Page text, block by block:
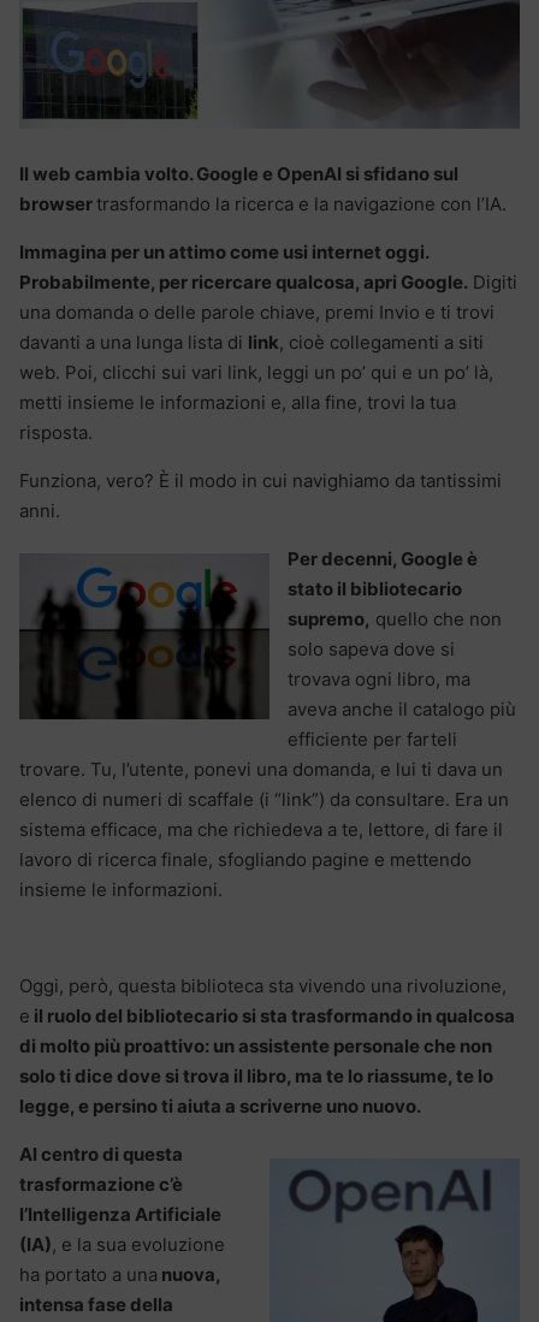
Il web cambia volto. Google e OpenAI si sfidano sul
browsertrasformando la ricerca e la navigazione con l’IA.
Immagina per un attimo come usi internet oggi.
Probabilmente, per ricercare qualcosa, apri Google. Digiti
una domanda o delle parole chiave, premi Invio e ti trovi
davanti a una lunga lista di link, cioè collegamenti a siti
web. Poi, clicchi sui vari link, leggi un po’ qui e un po’ là,
metti insieme le informazioni e, alla fine, trovi la tua
risposta.
Funziona, vero? È il modo in cui navighiamo da tantissimi
anni.
Per decenni, Google è
stato il bibliotecario
supremo, quello che non
solo sapeva dove si
trovava ogni libro, ma
aveva anche il catalogo più
efficiente per farteli
trovare. Tu, l’utente, ponevi una domanda, e lui ti dava un
elenco di numeri di scaffale (i “link”) da consultare. Era un
sistema efficace, ma che richiedeva a te, lettore, di fare il
lavoro di ricerca finale, sfogliando pagine e mettendo
insieme le informazioni.
Oggi, però, questa biblioteca sta vivendo una rivoluzione,
e il ruolo del bibliotecario si sta trasformando in qualcosa
di molto più proattivo: un assistente personale che non
solo ti dice dove si trova il libro, ma te lo riassume, te lo
legge, e persino ti aiuta a scriverne uno nuovo.
Al centro di questa
trasformazione c’è
l’Intelligenza Artificiale
(IA), e la sua evoluzione
ha portato a una nuova,
intensa fase della